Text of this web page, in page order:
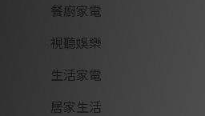
餐廚家電
視聽娛樂
生活家電
居家生活